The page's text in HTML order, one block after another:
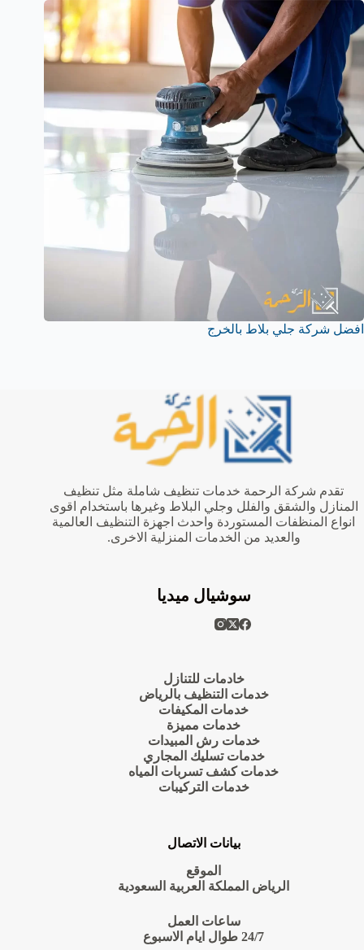
افضل شركة جلي بلاط بالخرج
تقدم شركة الرحمة خدمات تنظيف شاملة مثل تنظيف
المنازل والشقق والفلل وجلي البلاط وغيرها باستخدام اقوى
انواع المنظفات المستوردة واحدث اجهزة التنظيف العالمية
والعديد من الخدمات المنزلية الاخرى.
سوشيال ميديا
خادمات للتنازل
خدمات التنظيف بالرياض
خدمات المكيفات
خدمات مميزة
خدمات رش المبيدات
خدمات تسليك المجاري
خدمات كشف تسربات المياه
خدمات التركيبات
بيانات الاتصال
الموقع
الرياض المملكة العربية السعودية
ساعات العمل
24/7 طوال ايام الاسبوع